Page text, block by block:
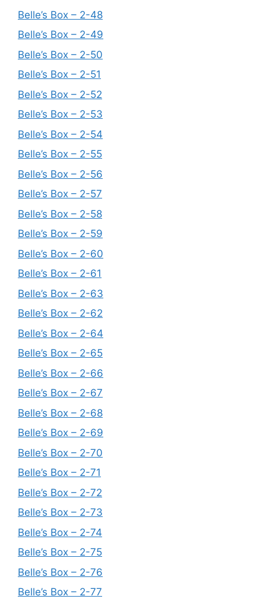
Belle’s Box – 2-48
Belle’s Box – 2-49
Belle’s Box – 2-50
Belle’s Box – 2-51
Belle’s Box – 2-52
Belle’s Box – 2-53
Belle’s Box – 2-54
Belle’s Box – 2-55
Belle’s Box – 2-56
Belle’s Box – 2-57
Belle’s Box – 2-58
Belle’s Box – 2-59
Belle’s Box – 2-60
Belle’s Box – 2-61
Belle’s Box – 2-63
Belle’s Box – 2-62
Belle’s Box – 2-64
Belle’s Box – 2-65
Belle’s Box – 2-66
Belle’s Box – 2-67
Belle’s Box – 2-68
Belle’s Box – 2-69
Belle’s Box – 2-70
Belle’s Box – 2-71
Belle’s Box – 2-72
Belle’s Box – 2-73
Belle’s Box – 2-74
Belle’s Box – 2-75
Belle’s Box – 2-76
Belle’s Box – 2-77